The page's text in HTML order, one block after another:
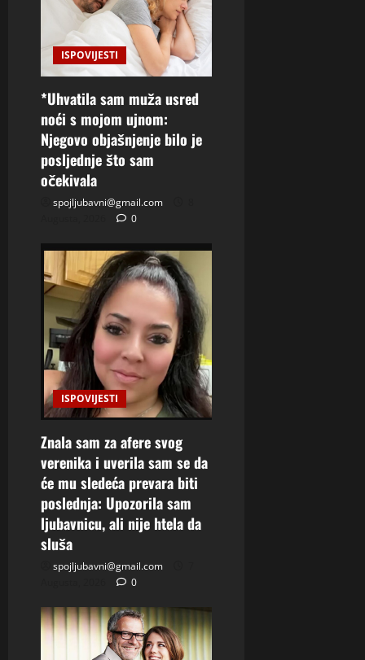
ISPOVIJESTI
*Uhvatila sam muža usred
noći s mojom ujnom:
Njegovo objašnjenje bilo je
posljednje što sam
očekivala
spojljubavni@gmail.com
0
ISPOVIJESTI
Znala sam za afere svog
verenika i uverila sam se da
će mu sledeća prevara biti
poslednja: Upozorila sam
ljubavnicu, ali nije htela da
sluša
spojljubavni@gmail.com
0